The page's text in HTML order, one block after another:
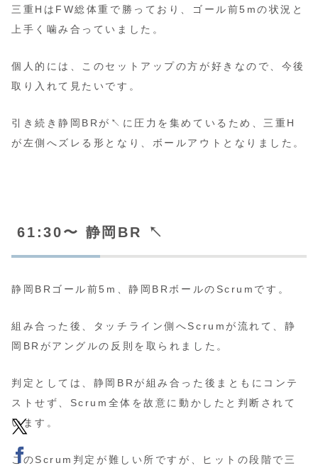
三重HはFW総体重で勝っており、ゴール前5mの状況と
上手く噛み合っていました。
個人的には、このセットアップの方が好きなので、今後
取り入れて見たいです。
引き続き静岡BRが↖️に圧力を集めているため、三重H
が左側へズレる形となり、ボールアウトとなりました。
61:30〜 静岡BR ↖️
静岡BRゴール前5m、静岡BRボールのScrumです。
組み合った後、タッチライン側へScrumが流れて、静
岡BRがアングルの反則を取られました。
判定としては、静岡BRが組み合った後まともにコンテ
ストせず、Scrum全体を故意に動かしたと判断されて
います。
このScrum判定が難しい所ですが、ヒットの段階で三